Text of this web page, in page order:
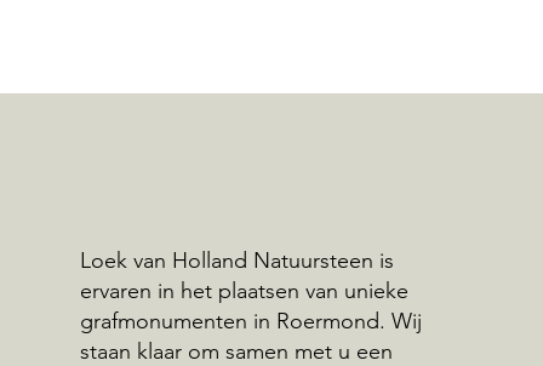
Loek van Holland Natuursteen is
ervaren in het plaatsen van unieke
grafmonumenten in Roermond. Wij
staan klaar om samen met u een